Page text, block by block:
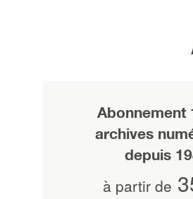
Abonnement
archives
depuis
à partir de